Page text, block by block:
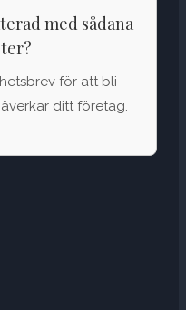
med sådana
för att bli
ditt företag.